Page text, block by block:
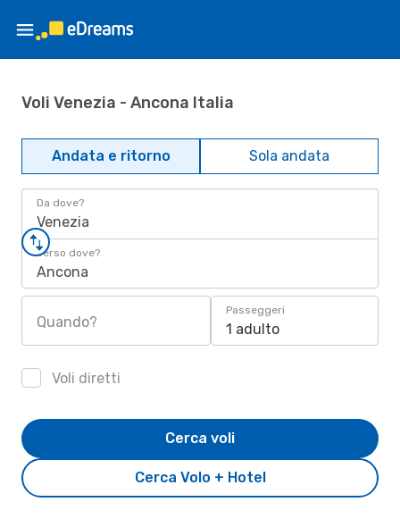
Voli Venezia - Ancona Italia
Andata e ritorno Sola andata
Da dove?
Venezia
Verso dove?
Ancona
Quando?
Passeggeri
1 adulto
Voli diretti
Cerca Volo + Hotel
Cerca voli